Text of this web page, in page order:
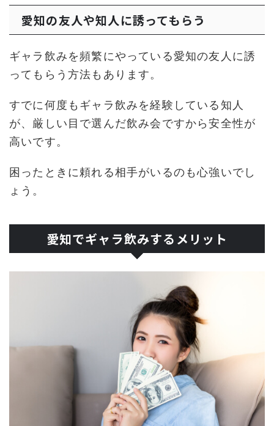
愛知の友人や知人に誘ってもらう
ギャラ飲みを頻繁にやっている愛知の友人に誘
ってもらう方法もあります。
すでに何度もギャラ飲みを経験している知人
が、厳しい目で選んだ飲み会ですから安全性が
高いです。
困ったときに頼れる相手がいるのも心強いでし
ょう。
愛知でギャラ飲みするメリット